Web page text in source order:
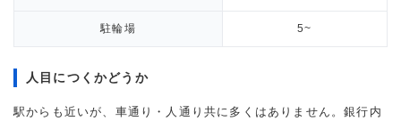
駐輪場 5~
人目につくかどうか
駅からも近いが、車通り・人通り共に多くはありません。銀行内